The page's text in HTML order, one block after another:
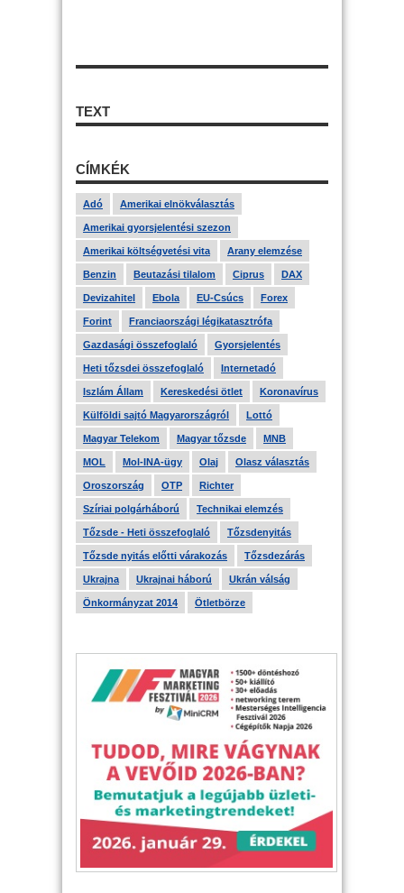
TEXT
CÍMKÉK
Adó Amerikai elnökválasztás
Amerikai gyorsjelentési szezon
Amerikai költségvetési vita Arany elemzése
Benzin Beutazási tilalom Ciprus DAX
Devizahitel Ebola EU-Csúcs Forex
Forint Franciaországi légikatasztrófa
Gazdasági összefoglaló Gyorsjelentés
Heti tőzsdei összefoglaló Internetadó
Iszlám Állam Kereskedési ötlet Koronavírus
Külföldi sajtó Magyarországról Lottó
Magyar Telekom Magyar tőzsde MNB
MOL Mol-INA-ügy Olaj Olasz választás
Oroszország OTP Richter
Szíriai polgárháború Technikai elemzés
Tőzsde - Heti összefoglaló Tőzsdenyitás
Tőzsde nyitás előtti várakozás Tőzsdezárás
Ukrajna Ukrajnai háború Ukrán válság
Önkormányzat 2014 Ötletbörze